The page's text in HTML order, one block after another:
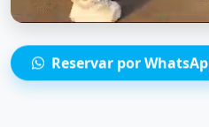
Reservar por